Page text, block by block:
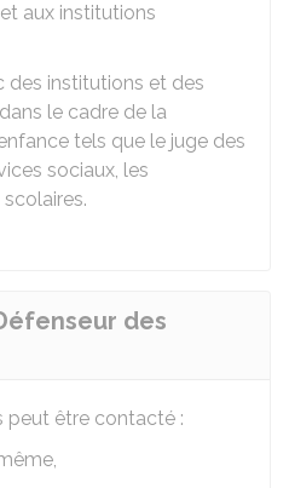
aux institutions
des institutions et des
le cadre de la
tels que le juge des
sociaux, les
des
peut être contacté :